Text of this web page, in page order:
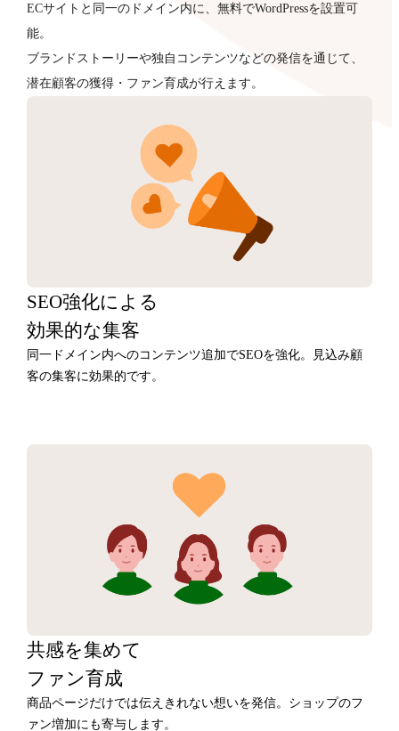
ECサイトと同一のドメイン内に、無料でWordPressを設置可
能。
ブランドストーリーや独自コンテンツなどの発信を通じて、
潜在顧客の獲得・ファン育成が行えます。
SEO強化による
効果的な集客
同一ドメイン内へのコンテンツ追加でSEOを強化。見込み顧
客の集客に効果的です。
共感を集めて
ファン育成
商品ページだけでは伝えきれない想いを発信。ショップのフ
ァン増加にも寄与します。